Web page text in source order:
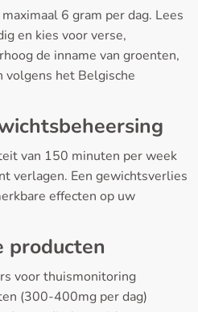
6 gram per dag. Lees
en kies voor verse,
de inname van groenten,
het Belgische
van 150 minuten per week
verlagen. Een gewichtsverlies
effecten op uw
producten
voor thuismonitoring
(300-400mg per dag)